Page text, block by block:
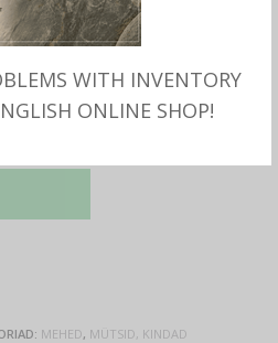
WITH INVENTORY
ONLINE SHOP!
poolt, Rootsi.
MEHED, MÜTSID, KINDAD